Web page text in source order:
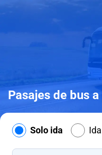
Pasajes de bus a
Solo ida